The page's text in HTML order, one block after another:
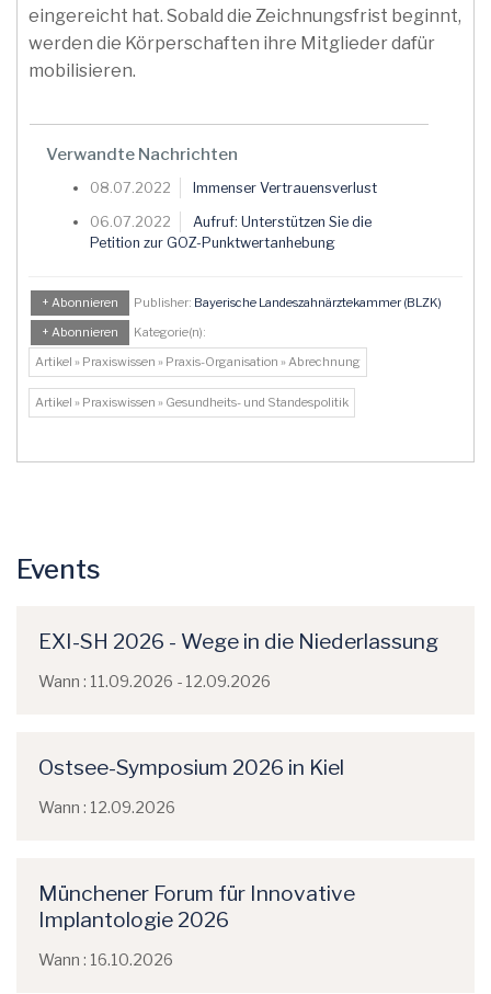
eingereicht hat. Sobald die Zeichnungsfrist beginnt,
werden die Körperschaften ihre Mitglieder dafür
mobilisieren.
Verwandte Nachrichten
08.07.2022 Immenser Vertrauensverlust
06.07.2022
Aufruf: Unterstützen Sie die
Petition zur GOZ-Punktwertanhebung
+ Abonnieren Publisher: Bayerische Landeszahnärztekammer (BLZK)
+ Abonnieren
Kategorie(n):
Artikel » Praxiswissen » Praxis-Organisation » Abrechnung
Artikel » Praxiswissen » Gesundheits- und Standespolitik
Events
EXI-SH 2026 - Wege in die Niederlassung
Wann : 11.09.2026 - 12.09.2026
Ostsee-Symposium 2026 in Kiel
Wann : 12.09.2026
Münchener Forum für Innovative
Implantologie 2026
Wann : 16.10.2026